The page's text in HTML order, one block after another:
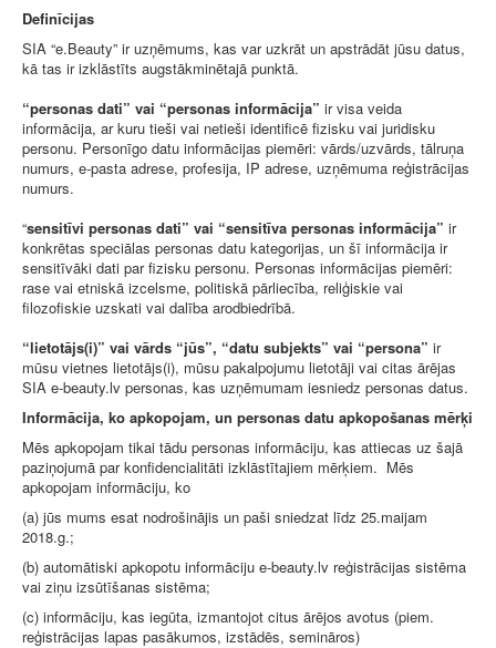
Definīcijas
SIA “e.Beauty” ir uzņēmums, kas var uzkrāt un apstrādāt jūsu datus,
kā tas ir izklāstīts augstākminētajā punktā.
“personas dati” vai “personas informācija” ir visa veida
informācija, ar kuru tieši vai netieši identificē fizisku vai juridisku
personu. Personīgo datu informācijas piemēri: vārds/uzvārds, tālruņa
numurs, e-pasta adrese, profesija, IP adrese, uzņēmuma reģistrācijas
numurs.
“sensitīvi personas dati” vai “sensitīva personas informācija” ir
konkrētas speciālas personas datu kategorijas, un šī informācija ir
sensitīvāki dati par fizisku personu. Personas informācijas piemēri:
rase vai etniskā izcelsme, politiskā pārliecība, reliģiskie vai
filozofiskie uzskati vai dalība arodbiedrībā.
“lietotājs(i)” vai vārds “jūs”, “datu subjekts” vai “persona” ir
mūsu vietnes lietotājs(i), mūsu pakalpojumu lietotāji vai citas ārējas
SIA e-beauty.lv personas, kas uzņēmumam iesniedz personas datus.
Informācija, ko apkopojam, un personas datu apkopošanas mērķi
Mēs apkopojam tikai tādu personas informāciju, kas attiecas uz šajā
paziņojumā par konfidencialitāti izklāstītajiem mērķiem. Mēs
apkopojam informāciju, ko
(a) jūs mums esat nodrošinājis un paši sniedzat līdz 25.maijam
2018.g.;
(b) automātiski apkopotu informāciju e-beauty.lv reģistrācijas sistēma
vai ziņu izsūtīšanas sistēma;
(c) informāciju, kas iegūta, izmantojot citus ārējos avotus (piem.
reģistrācijas lapas pasākumos, izstādēs, semināros)